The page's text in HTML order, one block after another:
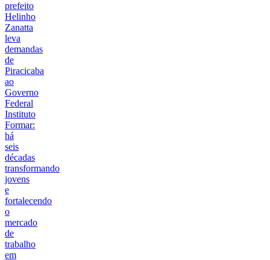
prefeito
Helinho
Zanatta
leva
demandas
de
Piracicaba
ao
Governo
Federal
Instituto
Formar:
há
seis
décadas
transformando
jovens
e
fortalecendo
o
mercado
de
trabalho
em